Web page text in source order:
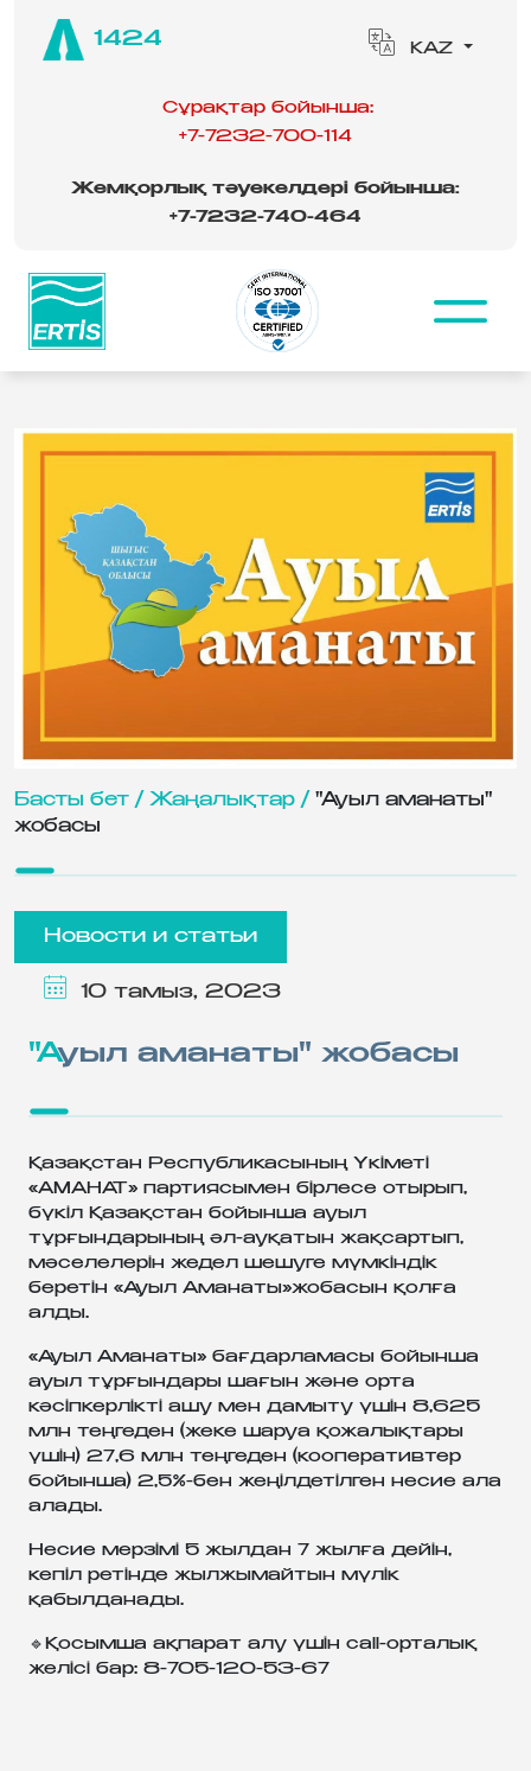
1424 KAZ
Сұрақтар бойынша:
+7-7232-700-114
Жемқорлық тәуекелдері бойынша:‪
+7-7232-740-464
Басты бет / Жаңалықтар / "Ауыл аманаты"
жобасы
Новости и статьи
10 тамыз, 2023
"Ауыл аманаты" жобасы
Қазақстан Республикасының Үкіметі
«АМАНАТ» партиясымен бірлесе отырып,
бүкіл Қазақстан бойынша ауыл
тұрғындарының әл-ауқатын жақсартып,
мәселелерін жедел шешуге мүмкіндік
беретін «Ауыл Аманаты»жобасын қолға
алды.
«Ауыл Аманаты» бағдарламасы бойынша
ауыл тұрғындары шағын және орта
кәсіпкерлікті ашу мен дамыту үшін 8,625
млн теңгеден (жеке шаруа қожалықтары
үшін) 27,6 млн теңгеден (кооперативтер
бойынша) 2,5%-бен жеңілдетілген несие ала
алады.
Несие мерзімі 5 жылдан 7 жылға дейін,
кепіл ретінде жылжымайтын мүлік
қабылданады.
🔹Қосымша ақпарат алу үшін call-орталық
желісі бар: 8-705-120-53-67